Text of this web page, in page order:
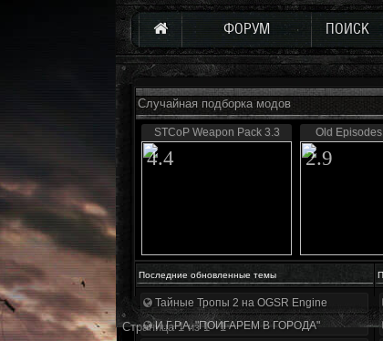
ФОРУМ ПОИСК
Случайная подборка модов
STCoP Weapon Pack 3.3
4.4
Old
2.9
Последние обновленные темы
Тайные Тропы 2 на OGSR Engine
И.Г.Р.А. "ПОИГАРЕМ В ГОРОДА"
Страница1из1 1